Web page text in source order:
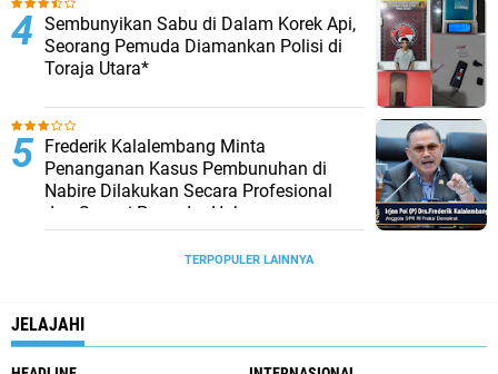
Sembunyikan Sabu di Dalam Korek Api,
Seorang Pemuda Diamankan Polisi di
Toraja Utara*
Frederik Kalalembang Minta
Penanganan Kasus Pembunuhan di
Nabire Dilakukan Secara Profesional
dan Sesuai Prosedur Hukum
TERPOPULER LAINNYA
JELAJAHI